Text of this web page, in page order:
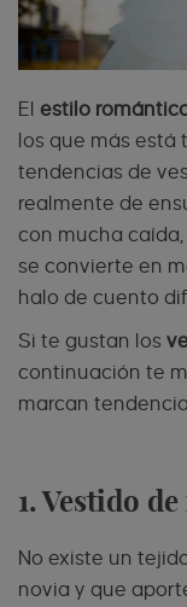
El estilo
los que más
tendencias de
realmente de
con mucha
se convierte en
halo de cuento
Si te gustan los
continuación te
marcan
1. Vestido
No existe un
novia y que